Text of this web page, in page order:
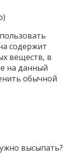
содержит
веществ, в
на данный
обычной
высыпать?